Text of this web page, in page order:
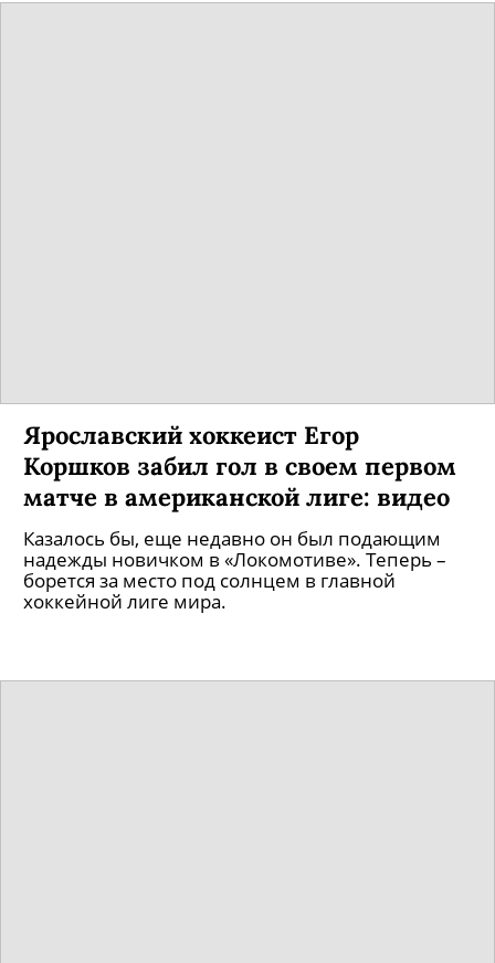
Ярославский хоккеист Егор
Коршков забил гол в своем первом
матче в американской лиге: видео
Казалось бы, еще недавно он был подающим
надежды новичком в «Локомотиве». Теперь –
борется за место под солнцем в главной
хоккейной лиге мира.